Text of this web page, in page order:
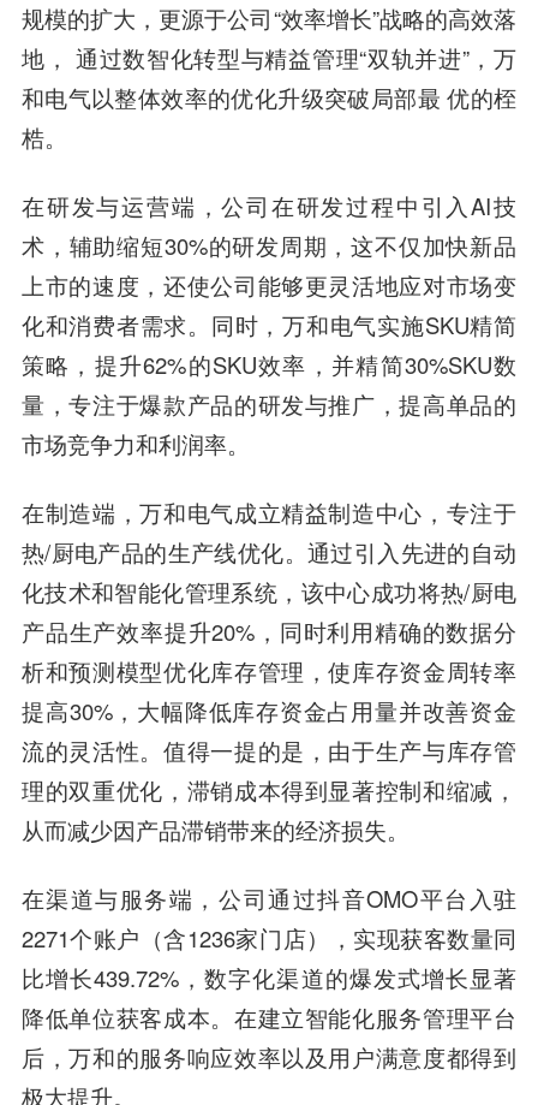
规模的扩大，更源于公司“效率增长”战略的高效落
地， 通过数智化转型与精益管理“双轨并进”，万
和电气以整体效率的优化升级突破局部最 优的桎
梏。
在研发与运营端，公司在研发过程中引入AI技
术，辅助缩短30%的研发周期，这不仅加快新品
上市的速度，还使公司能够更灵活地应对市场变
化和消费者需求。同时，万和电气实施SKU精简
策略，提升62%的SKU效率，并精简30%SKU数
量，专注于爆款产品的研发与推广，提高单品的
市场竞争力和利润率。
在制造端，万和电气成立精益制造中心，专注于
热/厨电产品的生产线优化。通过引入先进的自动
化技术和智能化管理系统，该中心成功将热/厨电
产品生产效率提升20%，同时利用精确的数据分
析和预测模型优化库存管理，使库存资金周转率
提高30%，大幅降低库存资金占用量并改善资金
流的灵活性。值得一提的是，由于生产与库存管
理的双重优化，滞销成本得到显著控制和缩减，
从而减少因产品滞销带来的经济损失。
在渠道与服务端，公司通过抖音OMO平台入驻
2271个账户（含1236家门店），实现获客数量同
比增长439.72%，数字化渠道的爆发式增长显著
降低单位获客成本。在建立智能化服务管理平台
后，万和的服务响应效率以及用户满意度都得到
极大提升。